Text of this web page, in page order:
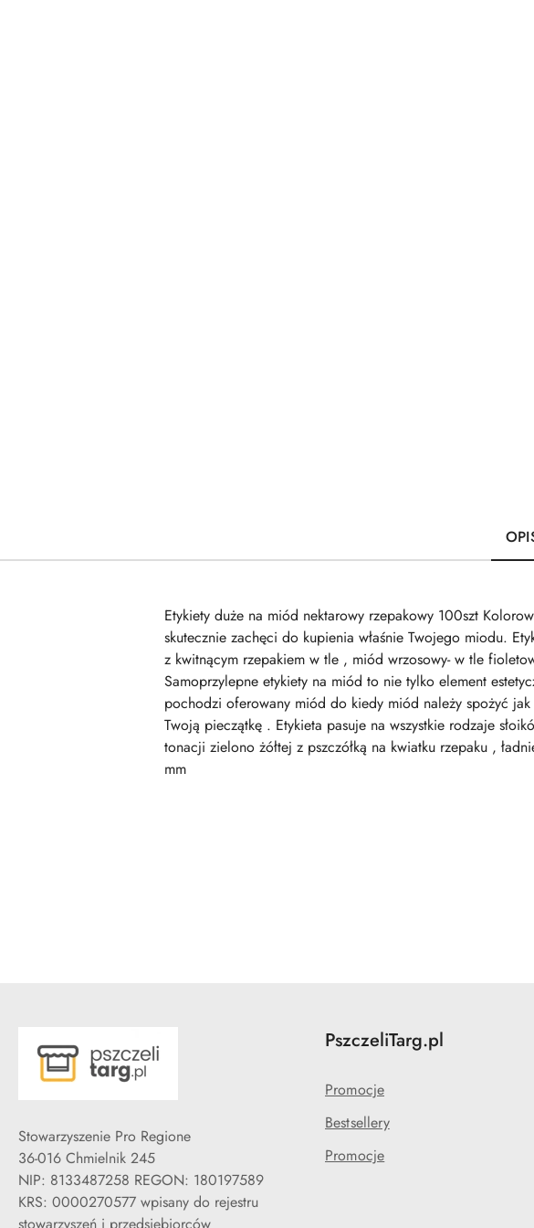
Etykiety duże na miód nektarowy rzepakowy 100szt
skutecznie zachęci do kupienia właśnie Twojego miodu.
z kwitnącym rzepakiem w tle , miód wrzosowy- w tle
Samoprzylepne etykiety na miód to nie tylko element
pochodzi oferowany miód do kiedy miód należy spożyć
Twoją pieczątkę . Etykieta pasuje na wszystkie rodzaje
tonacji zielono żółtej z pszczółką na kwiatku rzepaku ,
mm
Stowarzyszenie Pro Regione
36-016 Chmielnik 245
NIP: 8133487258 REGON: 180197589
KRS: 0000270577 wpisany do rejestru
PszczeliTarg.pl
Promocje
Bestsellery
Promocje